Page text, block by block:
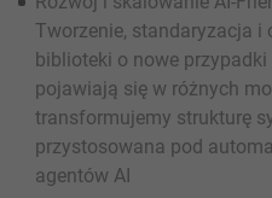
Tworzenie, standaryzacja i
biblioteki o nowe
pojawiają się w różnych
transformujemy strukturę
przystosowana pod
agentów AI